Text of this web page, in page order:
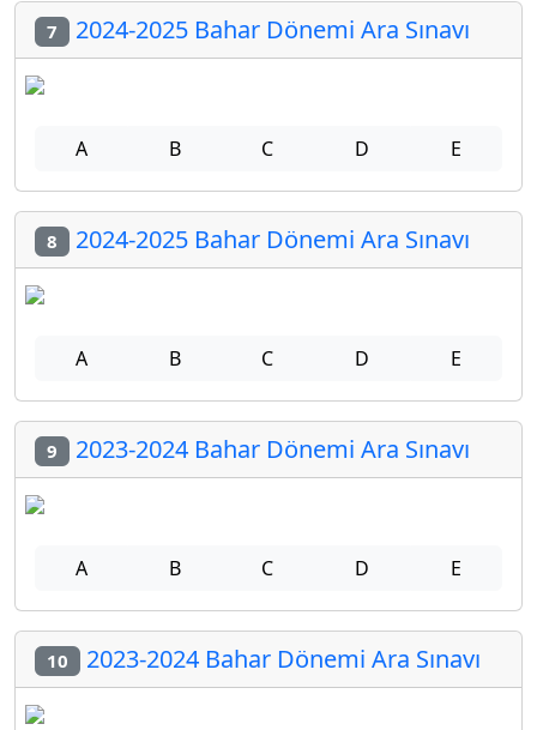
7 2024-2025 Bahar Dönemi Ara Sınavı
A B C D E
8 2024-2025 Bahar Dönemi Ara Sınavı
A B C D E
9 2023-2024 Bahar Dönemi Ara Sınavı
A B C D E
10 2023-2024 Bahar Dönemi Ara Sınavı